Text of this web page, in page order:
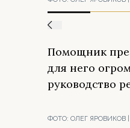
Помощник
для него
руководство
ФОТО: ОЛЕГ